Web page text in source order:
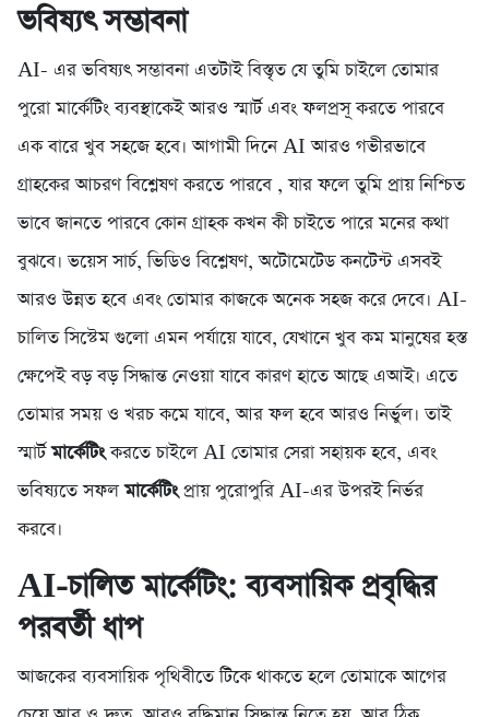
ভবিষ্যৎ সম্ভাবনা
AI- এর ভবিষ্যৎ সম্ভাবনা এতটাই বিস্তৃত যে তুমি চাইলে তোমার
পুরো মার্কেটিং ব্যবস্থাকেই আরও স্মার্ট এবং ফলপ্রসূ করতে পারবে
এক বারে খুব সহজে হবে। আগামী দিনে AI আরও গভীরভাবে
গ্রাহকের আচরণ বিশ্লেষণ করতে পারবে , যার ফলে তুমি প্রায় নিশ্চিত
ভাবে জানতে পারবে কোন গ্রাহক কখন কী চাইতে পারে মনের কথা
বুঝবে। ভয়েস সার্চ, ভিডিও বিশ্লেষণ, অটোমেটেড কনটেন্ট এসবই
আরও উন্নত হবে এবং তোমার কাজকে অনেক সহজ করে দেবে। AI-
চালিত সিস্টেম গুলো এমন পর্যায়ে যাবে, যেখানে খুব কম মানুষের হস্ত
ক্ষেপেই বড় বড় সিদ্ধান্ত নেওয়া যাবে কারণ হাতে আছে এআই। এতে
তোমার সময় ও খরচ কমে যাবে, আর ফল হবে আরও নির্ভুল। তাই
স্মার্টমার্কেটিংকরতে চাইলে AI তোমার সেরা সহায়ক হবে, এবং
ভবিষ্যতে সফলমার্কেটিংপ্রায় পুরোপুরি AI-এর উপরই নির্ভর
করবে।
AI-চালিত মার্কেটিং: ব্যবসায়িক প্রবৃদ্ধির
পরবর্তী ধাপ
আজকের ব্যবসায়িক পৃথিবীতে টিকে থাকতে হলে তোমাকে আগের